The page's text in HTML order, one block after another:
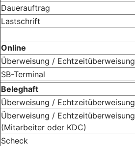
Dauerauftrag
Lastschrift
Online
Überweisung / Echtzeitüberweisung
SB-Terminal
Beleghaft
Überweisung / Echtzeitüberweisung
Überweisung / Echtzeitüberweisung
(Mitarbeiter oder KDC)
Scheck